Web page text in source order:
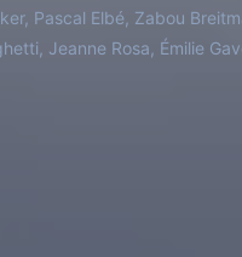
Pascal Elbé, Zabou
Jeanne Rosa, Émilie